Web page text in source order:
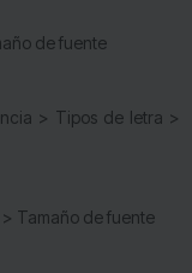
de fuente
> Tipos de letra >
Tamaño de fuente